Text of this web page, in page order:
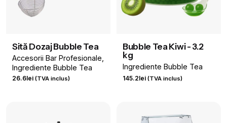
Sită Dozaj Bubble Tea
Accesorii Bar Profesionale
Ingrediente Bubble Tea
26.6lei (TVA inclus)
Bubble Tea Kiwi - 3.2
kg
Ingrediente Bubble Tea
145.2lei (TVA inclus)